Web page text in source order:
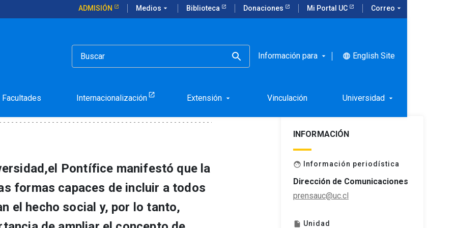
ADMISIÓN Medios arrow_drop_down Biblioteca Donaciones Mi Portal UC Correo arrow_drop_down
Información para arrow_drop_down language English Site
Facultades Internacionalización Extensión arrow_drop_down Vinculación Universidad arrow_drop_down
en la UC
Pontífice manifestó que la
formas capaces de incluir a todos
el hecho social y, por lo tanto,
INFORMACIÓN
face Información periodística
Dirección de Comunicaciones
prensauc@uc.cl
insert_drive_file Unidad